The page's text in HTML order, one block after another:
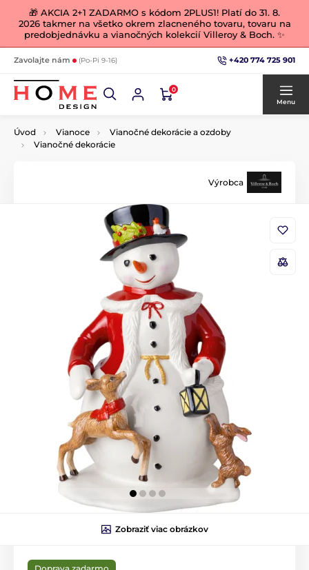
🎁 AKCIA 2+1 ZADARMO s kódom 2PLUS1! Platí do 31. 8.
2026 takmer na všetko okrem zlacneného tovaru, tovaru na
predobjednávku a vianočných kolekcií Villeroy & Boch. ✨
Zavolajte nám (Po-Pi 9-16) +420 774 725 901
0
Menu
Úvod Vianoce
Vianočné dekorácie a ozdoby
Vianočné dekorácie
Výrobca
Zobraziť viac obrázkov